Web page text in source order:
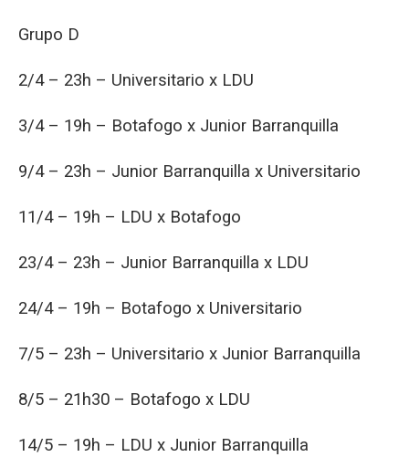
Grupo D
2/4 – 23h – Universitario x LDU
3/4 – 19h – Botafogo x Junior Barranquilla
9/4 – 23h – Junior Barranquilla x Universitario
11/4 – 19h – LDU x Botafogo
23/4 – 23h – Junior Barranquilla x LDU
24/4 – 19h – Botafogo x Universitario
7/5 – 23h – Universitario x Junior Barranquilla
8/5 – 21h30 – Botafogo x LDU
14/5 – 19h – LDU x Junior Barranquilla